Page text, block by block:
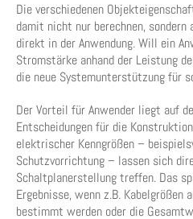
Die verschiedenen
damit nicht nur berechnen,
direkt in der Anwendung. Will ein
Stromstärke anhand der Leistung
die neue Systemunterstützung für
Der Vorteil für Anwender liegt auf
Entscheidungen für die
elektrischer Kenngrößen –
Schutzvorrichtung – lassen sich
Schaltplanerstellung treffen. Das
Ergebnisse, wenn z.B.
bestimmt werden oder die